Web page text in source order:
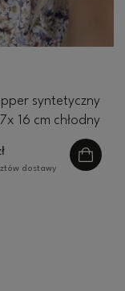
syntetyczny
16 cm chłodny
odrostem
dostawy